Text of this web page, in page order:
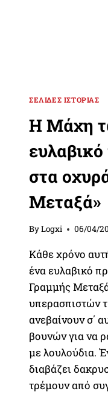
ΣΕΛΊΔΕΣ ΙΣΤΟΡΊΑΣ
Η Μάχη
στα
Μεταξά»
ByLogxi 06/04/
Κάθε χρόνο
ένα ευλαβικό
Γραμμής
υπερασπιστών
ανεβαίνουν σ΄
βουνών για να
με λουλούδια.
διαβάζει
τρέμουν από